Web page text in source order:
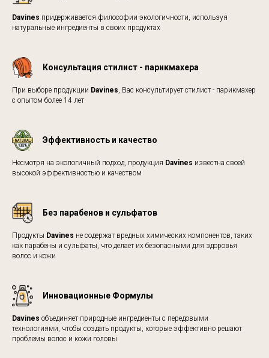
Davines придерживается философии экологичности, используя
натуральные ингредиенты в своих продуктах
Консультация стилист - парикмахера
При выборе продукции Davines, Вас консультирует стилист - парикмахер
с опытом более 14 лет
Эффективность и качество
Несмотря на экологичный подход, продукция Davines известна своей
высокой эффективностью и качеством
Без парабенов и сульфатов
Продукты Davines не содержат вредных химических компонентов, таких
как парабены и сульфаты, что делает их безопасными для здоровья
волос и кожи
Инновационные Формулы
Davines объединяет природные ингредиенты с передовыми
технологиями, чтобы создать продукты, которые эффективно решают
проблемы волос и кожи головы